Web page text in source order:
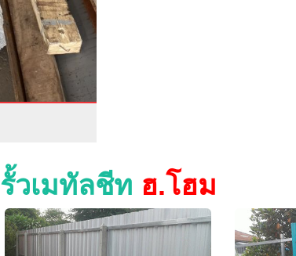
รั้วเมทัลชีท ฮ.โฮม